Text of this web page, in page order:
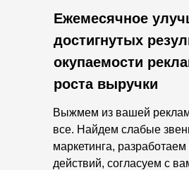
Ежемесячное
достигнутых
окупаемости
роста выручки
Выжмем из вашей
все. Найдем слабые
маркетинга, разработаем
действий, согласуем с